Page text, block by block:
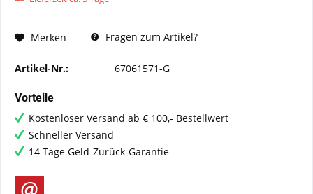
Merken Fragen zum Artikel?
Artikel-Nr.: 67061571-G
Vorteile
Kostenloser Versand ab € 100,- Bestellwert
Schneller Versand
14 Tage Geld-Zurück-Garantie